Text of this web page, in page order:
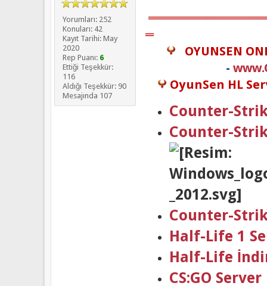
Yorumları: 252
Konuları: 42
Kayıt Tarihi: May
2020
Rep Puanı: 6
Ettiği Teşekkür:
116
Aldığı Teşekkür: 90
Mesajında 107
═
OYUNSEN
-
OyunSen HL
Counter-
Counter-
Counter-
Half-Life 1
Half-Life
CS:GO